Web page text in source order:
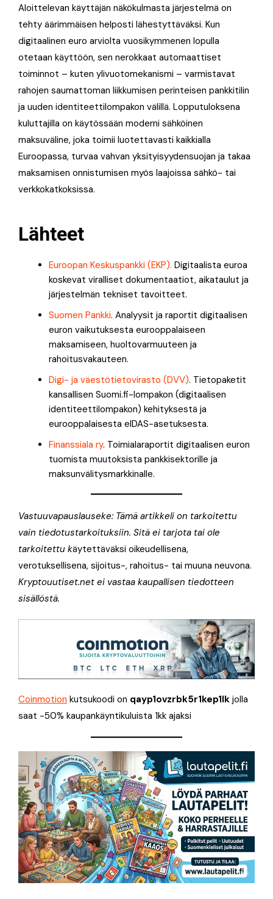
Aloittelevan käyttäjän näkökulmasta järjestelmä on
tehty äärimmäisen helposti lähestyttäväksi. Kun
digitaalinen euro arviolta vuosikymmenen lopulla
otetaan käyttöön, sen nerokkaat automaattiset
toiminnot – kuten ylivuotomekanismi – varmistavat
rahojen saumattoman liikkumisen perinteisen pankkitilin
ja uuden identiteettilompakon välillä. Lopputuloksena
kuluttajilla on käytössään moderni sähköinen
maksuväline, joka toimii luotettavasti kaikkialla
Euroopassa, turvaa vahvan yksityisyydensuojan ja takaa
maksamisen onnistumisen myös laajoissa sähkö- tai
verkkokatkoksissa.
Lähteet
Euroopan Keskuspankki (EKP). Digitaalista euroa
koskevat viralliset dokumentaatiot, aikataulut ja
järjestelmän tekniset tavoitteet.
Suomen Pankki. Analyysit ja raportit digitaalisen
euron vaikutuksesta eurooppalaiseen
maksamiseen, huoltovarmuuteen ja
rahoitusvakauteen.
Digi- ja väestötietovirasto (DVV). Tietopaketit
kansallisen Suomi.fi-lompakon (digitaalisen
identiteettilompakon) kehityksestä ja
eurooppalaisesta eIDAS-asetuksesta.
Finanssiala ry. Toimialaraportit digitaalisen euron
tuomista muutoksista pankkisektorille ja
maksunvälitysmarkkinalle.
Vastuuvapauslauseke: Tämä artikkeli on tarkoitettu
vain tiedotustarkoituksiin. Sitä ei tarjota tai ole
tarkoitettu käytettäväksi oikeudellisena,
verotuksellisena, sijoitus-, rahoitus- tai muuna neuvona.
Kryptouutiset.net ei vastaa kaupallisen tiedotteen
sisällöstä.
Coinmotion kutsukoodi on qayp1ovzrbk5r1kep1lk jolla
saat -50% kaupankäyntikuluista 1kk ajaksi